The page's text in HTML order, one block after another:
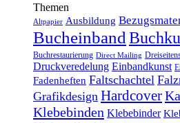
Themen
Altpapier Ausbildung
Bucheinband
Buchrestaurierung Direct Mailing
Druckveredelung Einbandkunst
Fadenheften Faltschachtel
Grafikdesign Hardcover
Klebebinden Klebebinder